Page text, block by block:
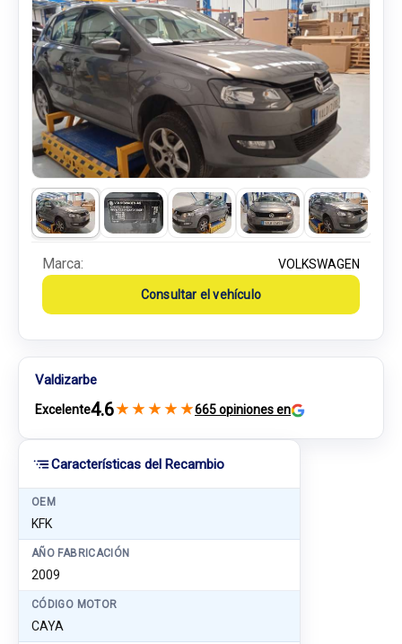
Características del Recambio
OEM
KFK
AÑO FABRICACIÓN
2009
CÓDIGO MOTOR
CAYA
Marca: VOLKSWAGEN
Consultar el vehículo
Valdizarbe
Excelente4.6★ ★ ★ ★ ★665 opiniones en